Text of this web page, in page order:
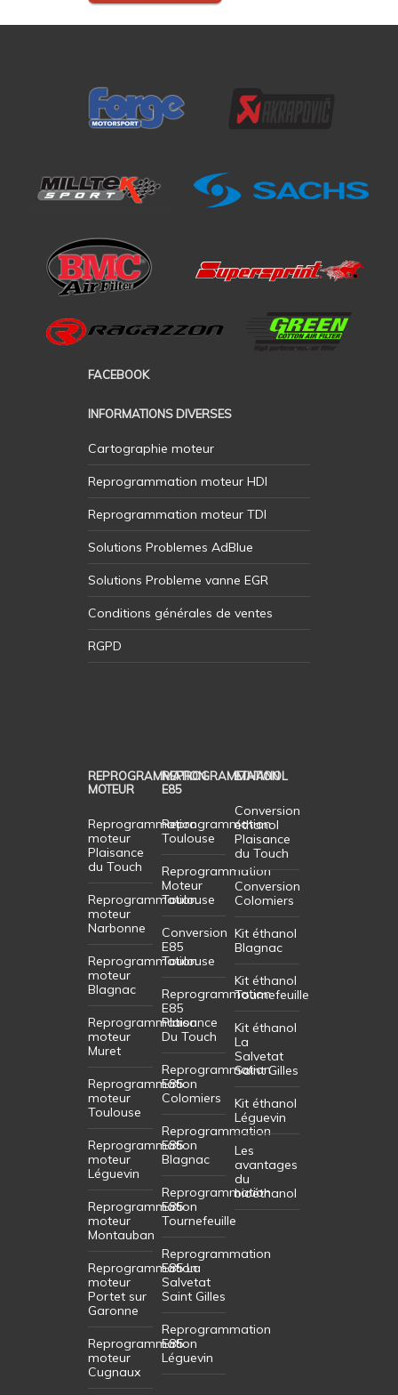
FACEBOOK
INFORMATIONS DIVERSES
Cartographie moteur
Reprogrammation moteur HDI
Reprogrammation moteur TDI
Solutions Problemes AdBlue
Solutions Probleme vanne EGR
Conditions générales de ventes
RGPD
REPROGRAMMATION
MOTEUR
Reprogrammation
moteur
Plaisance
du Touch
Reprogrammation
moteur
Narbonne
Reprogrammation
moteur
Blagnac
Reprogrammation
moteur
Muret
Reprogrammation
moteur
Toulouse
Reprogrammation
moteur
Léguevin
Reprogrammation
moteur
Montauban
Reprogrammation
moteur
Portet sur
Garonne
Reprogrammation
moteur
Cugnaux
REPROGRAMMATION
E85
Reprogrammation
Toulouse
Reprogrammation
Moteur
Toulouse
Conversion
E85
Toulouse
Reprogrammation
E85
Plaisance
Du Touch
Reprogrammation
E85
Colomiers
Reprogrammation
E85
Blagnac
Reprogrammation
E85
Tournefeuille
Reprogrammation
E85 La
Salvetat
Saint Gilles
Reprogrammation
E85
Léguevin
ETHANOL
Conversion
éthanol
Plaisance
du Touch
Conversion
Colomiers
Kit éthanol
Blagnac
Kit éthanol
Tournefeuille
Kit éthanol
La
Salvetat
Saint Gilles
Kit éthanol
Léguevin
Les
avantages
du
bioéthanol